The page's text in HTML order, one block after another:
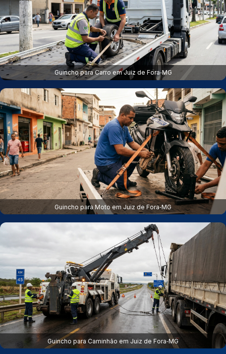
Guincho para Carro em Juiz de Fora‑MG
Guincho para Moto em Juiz de Fora‑MG
Guincho para Caminhão em Juiz de Fora‑MG